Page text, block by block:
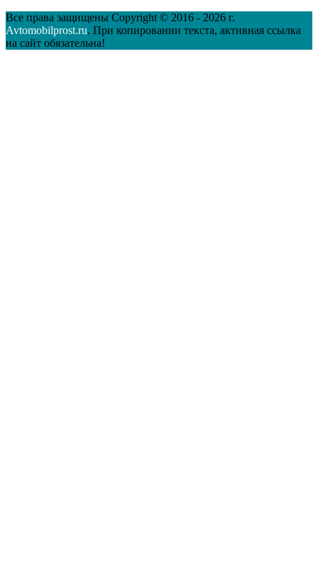
Все права защищены Copyright © 2016 - 2026 г.
Avtomobilprost.ru. При копировании текста, активная ссылка
на сайт обязательна!